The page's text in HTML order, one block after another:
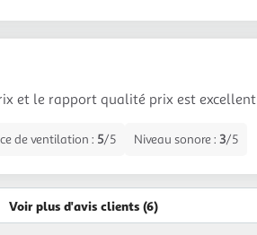
et le rapport qualité prix est excellent
de ventilation : 5/5 Niveau sonore : 3/5
Voir plus d'avis clients (6)